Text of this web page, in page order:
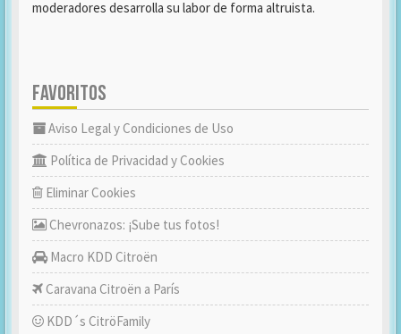
moderadores desarrolla su labor de forma altruista.
FAVORITOS
Aviso Legal y Condiciones de Uso
Política de Privacidad y Cookies
Eliminar Cookies
Chevronazos: ¡Sube tus fotos!
Macro KDD Citroën
Caravana Citroën a París
KDD´s CitröFamily